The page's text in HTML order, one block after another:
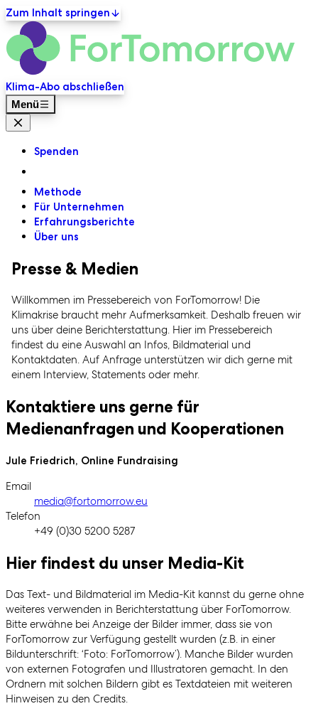
Zum Inhalt springen
Primäre Navigation
Klima-Abo abschließen
Menü
Menü Schließen
Spenden
Methode
Für Unternehmen
Erfahrungsberichte
Über uns
Presse & Medien
Willkommen im Pressebereich von ForTomorrow! Die
Klimakrise braucht mehr Aufmerksamkeit. Deshalb freuen wir
uns über deine Berichterstattung. Hier im Pressebereich
findest du eine Auswahl an Infos, Bildmaterial und
Kontaktdaten. Auf Anfrage unterstützen wir dich gerne mit
einem Interview, Statements oder mehr.
Kontaktiere uns gerne für
Medienanfragen und Kooperationen
Jule Friedrich, Online Fundraising
Email
media@fortomorrow.eu
Telefon
+49 (0)30 5200 5287
Hier findest du unser Media-Kit
Das Text- und Bildmaterial im Media-Kit kannst du gerne ohne
weiteres verwenden in Berichterstattung über ForTomorrow.
Bitte erwähne bei Anzeige der Bilder immer, dass sie von
ForTomorrow zur Verfügung gestellt wurden (z.B. in einer
Bildunterschrift: ‘Foto: ForTomorrow’). Manche Bilder wurden
von externen Fotografen und Illustratoren gemacht. In den
Ordnern mit solchen Bildern gibt es Textdateien mit weiteren
Hinweisen zu den Credits.